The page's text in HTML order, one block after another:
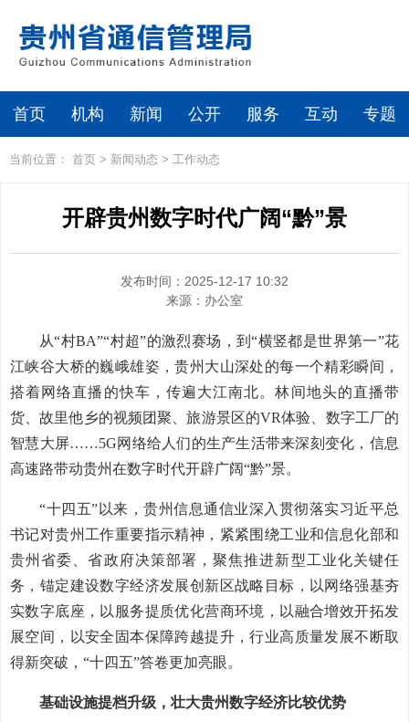
首页 机构 新闻 公开 服务 互动 专题
当前位置： 首页 > 新闻动态 > 工作动态
开辟贵州数字时代广阔“黔”景
发布时间：2025-12-17 10:32
来源： 办公室
从“村BA”“村超”的激烈赛场，到“横竖都是世界第一”花
江峡谷大桥的巍峨雄姿，贵州大山深处的每一个精彩瞬间，
搭着网络直播的快车，传遍大江南北。林间地头的直播带
货、故里他乡的视频团聚、旅游景区的VR体验、数字工厂的
智慧大屏……5G网络给人们的生产生活带来深刻变化，信息
高速路带动贵州在数字时代开辟广阔“黔”景。
“十四五”以来，贵州信息通信业深入贯彻落实习近平总
书记对贵州工作重要指示精神，紧紧围绕工业和信息化部和
贵州省委、省政府决策部署，聚焦推进新型工业化关键任
务，锚定建设数字经济发展创新区战略目标，以网络强基夯
实数字底座，以服务提质优化营商环境，以融合增效开拓发
展空间，以安全固本保障跨越提升，行业高质量发展不断取
得新突破，“十四五”答卷更加亮眼。
基础设施提档升级，壮大贵州数字经济比较优势